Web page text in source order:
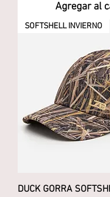
Agregar al
SOFTSHELL INVIERNO
DUCK GORRA